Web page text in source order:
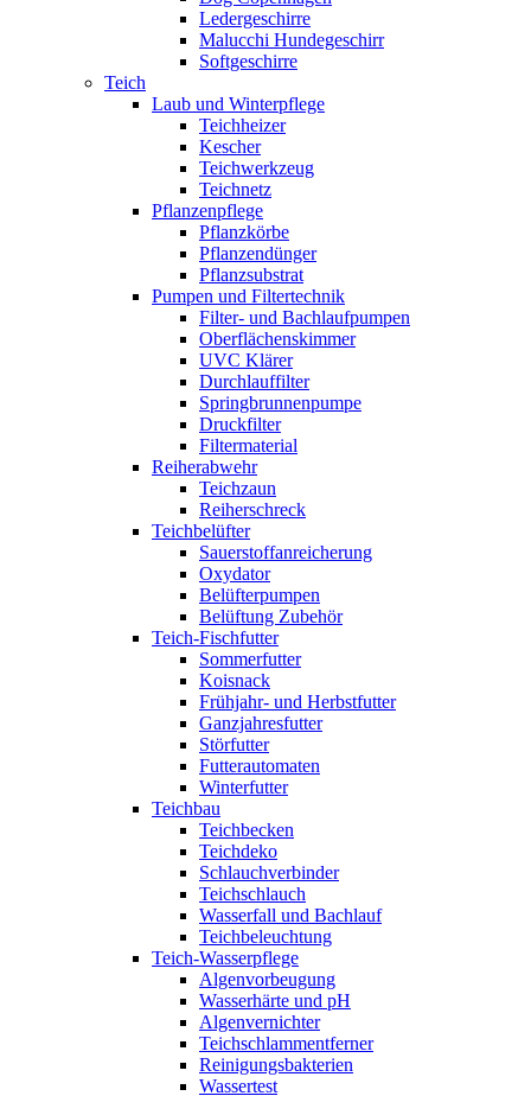
Ledergeschirre
Malucchi Hundegeschirr
Softgeschirre
Teich
Laub und Winterpflege
Teichheizer
Kescher
Teichwerkzeug
Teichnetz
Pflanzenpflege
Pflanzkörbe
Pflanzendünger
Pflanzsubstrat
Pumpen und Filtertechnik
Filter- und Bachlaufpumpen
Oberflächenskimmer
UVC Klärer
Durchlauffilter
Springbrunnenpumpe
Druckfilter
Filtermaterial
Reiherabwehr
Teichzaun
Reiherschreck
Teichbelüfter
Sauerstoffanreicherung
Oxydator
Belüfterpumpen
Belüftung Zubehör
Teich-Fischfutter
Sommerfutter
Koisnack
Frühjahr- und Herbstfutter
Ganzjahresfutter
Störfutter
Futterautomaten
Winterfutter
Teichbau
Teichbecken
Teichdeko
Schlauchverbinder
Teichschlauch
Wasserfall und Bachlauf
Teichbeleuchtung
Teich-Wasserpflege
Algenvorbeugung
Wasserhärte und pH
Algenvernichter
Teichschlammentferner
Reinigungsbakterien
Wassertest